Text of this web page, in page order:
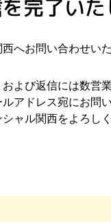
完了いた
へお問い合わせい
よび返信には数営
アドレス宛にお問
ャル関西をよろし